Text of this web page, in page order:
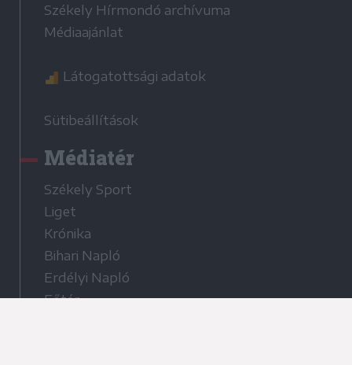
Székely Hírmondó archívuma
Médiaajánlat
Látogatottsági adatok
Sütibeállítások
Médiatér
Székely Sport
Liget
Krónika
Bihari Napló
Erdélyi Napló
Főtér